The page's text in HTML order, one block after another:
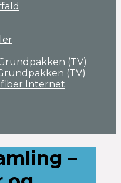
(TV)
(TV)
Internet
–